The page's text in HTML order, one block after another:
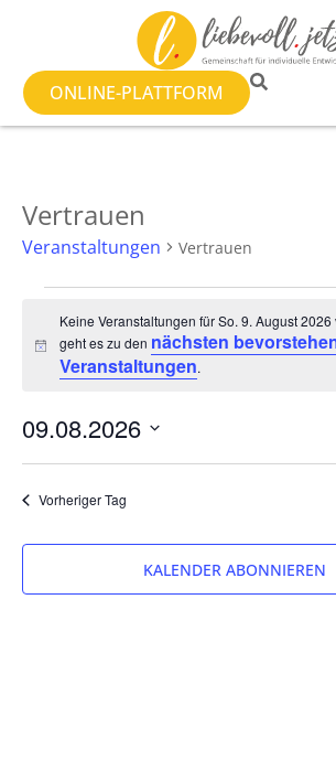
ONLINE-PLATTFORM
Vertrauen
Veranstaltungen Vertrauen
Hinweis
Keine Veranstaltungen für So. 9. August
geht es zu den nächsten
Veranstaltungen.
09.08.2026
wählen.
Vorheriger Tag
KALENDER ABONNIEREN